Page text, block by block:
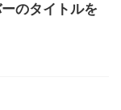
のタイトルを